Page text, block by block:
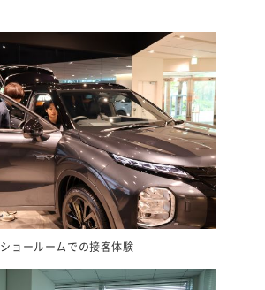
ショールームでの接客体験